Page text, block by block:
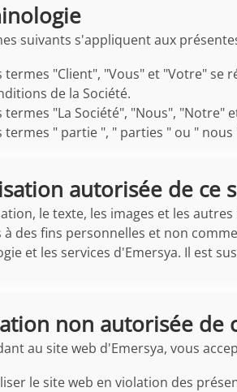
suivants s'appliquent aux
termes "Client", "Vous" et "Votre" se
de la Société.
termes "La Société", "Nous", "Notre"
termes " partie ", " parties " ou "
autorisée de ce
le texte, les images et les
à des fins personnelles et non
et les services d'Emersya. Il est
non autorisée de
au site web d'Emersya, vous
le site web en violation des